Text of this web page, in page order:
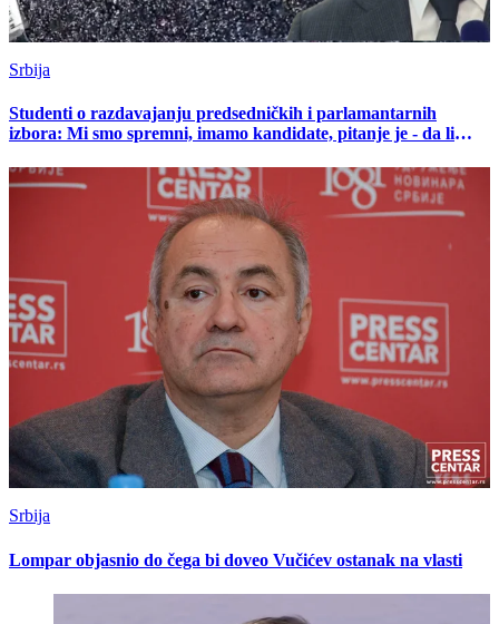
Srbija
Studenti o razdavajanju predsedničkih i parlamantarnih
izbora: Mi smo spremni, imamo kandidate, pitanje je - da li
Srbija
Lompar objasnio do čega bi doveo Vučićev ostanak na vlasti